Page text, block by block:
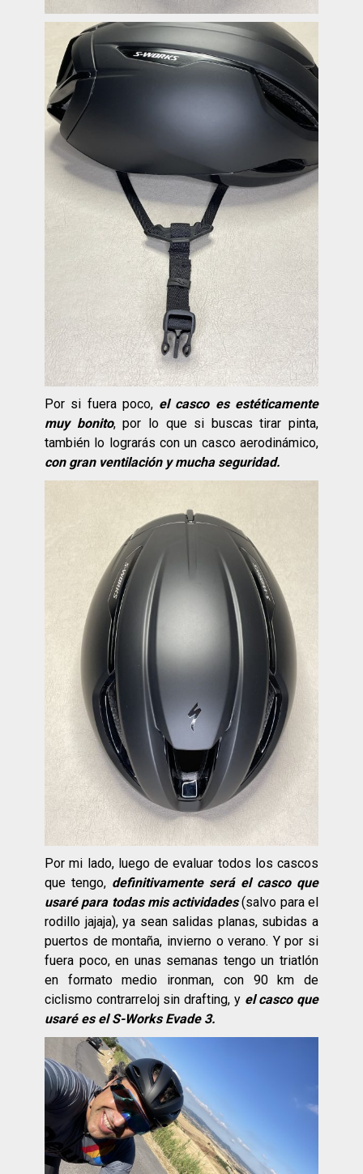
Por si fuera poco, el casco es estéticamente
muy bonito, por lo que si buscas tirar pinta,
también lo lograrás con un casco aerodinámico,
con gran ventilación y mucha seguridad.
Por mi lado, luego de evaluar todos los cascos
que tengo, definitivamente será el casco que
usaré para todas mis actividades(salvo para el
rodillo jajaja), ya sean salidas planas, subidas a
puertos de montaña, invierno o verano. Y por si
fuera poco, en unas semanas tengo un triatlón
en formato medio ironman, con 90 km de
ciclismo contrarreloj sin drafting, y el casco que
usaré es el S-Works Evade 3.